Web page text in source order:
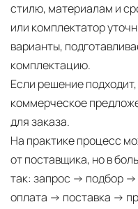
стилю, материалам и
или комплектатор
варианты,
комплектацию.
Если решение
коммерческое
для заказа.
На практике процесс
от поставщика, но в
так: запрос → подбор
оплата → поставка →